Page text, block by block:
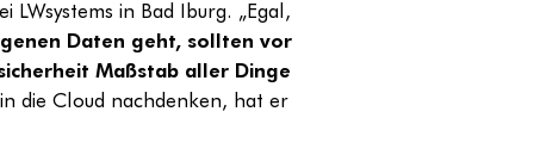
in Bad Iburg. „Egal,
Daten geht, sollten vor
Maßstab aller Dinge
die Cloud nachdenken, hat er